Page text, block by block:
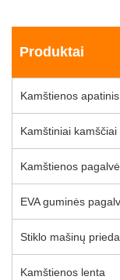
Produktai
Kamštienos
Kamštiniai kamščiai
Kamštienos
EVA guminės
Stiklo mašinų
Kamštienos lenta